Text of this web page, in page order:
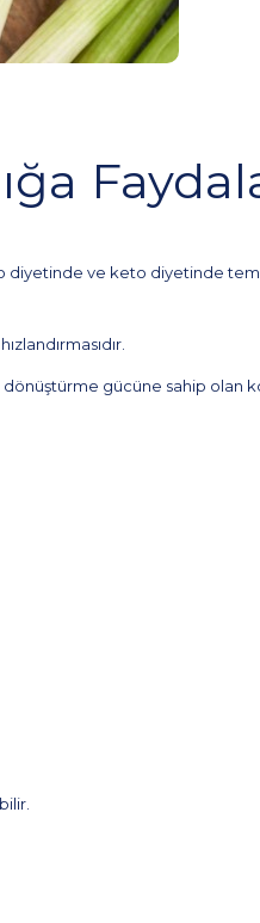
diyetinde ve keto diyetinde
dönüştürme gücüne sahip olan